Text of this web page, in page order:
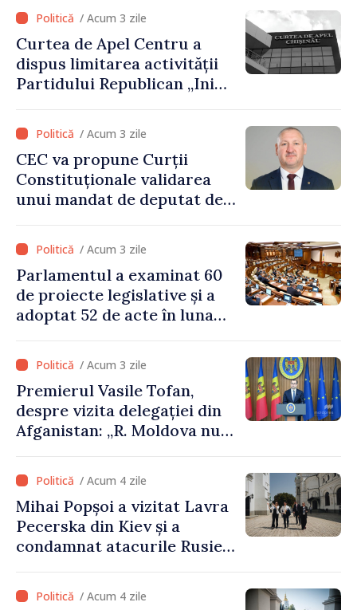
stimulente de peste 28 de
milioane de lei oferite de
Guvern
/ Acum 3 zile
Curtea de Apel Centru a
dispus limitarea activității
Partidului Republican „Inima
/ Acum 3 zile
CEC va propune Curții
Constituționale validarea
unui mandat de deputat de
/ Acum 3 zile
Parlamentul a examinat 60
de proiecte legislative și a
adoptat 52 de acte în luna
/ Acum 3 zile
Premierul Vasile Tofan,
despre vizita delegației din
Afganistan: „R. Moldova nu
talibană. Aprobarea acestei
vizite a fost o eroare de
evaluare și de coordonare
instituțională”
/ Acum 4 zile
Mihai Popșoi a vizitat Lavra
Pecerska din Kiev și a
condamnat atacurile Rusiei
cultural al Ucrainei
/ Acum 4 zile